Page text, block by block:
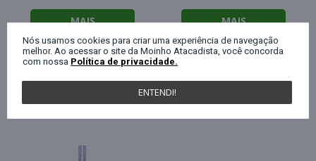
MAIS
INFORMAÇÕES
MAIS
INFORMAÇÕES
QUEM COMPROU ESTE PRODUTO,
Nós usamos cookies para criar uma experiência de navegação
melhor. Ao acessar o site da Moinho Atacadista, você concorda
com nossa Política de privacidade.
ENTENDI!